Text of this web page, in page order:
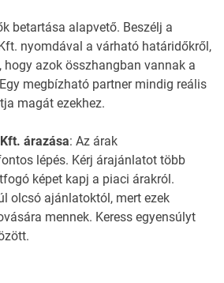
betartása alapvető. Beszélj a
nyomdával a várható határidőkről,
hogy azok összhangban vannak a
megbízható partner mindig reális
magát ezekhez.
árazása: Az árak
lépés. Kérj árajánlatot több
képet kapj a piaci árakról.
olcsó ajánlatoktól, mert ezek
mennek. Keress egyensúlyt